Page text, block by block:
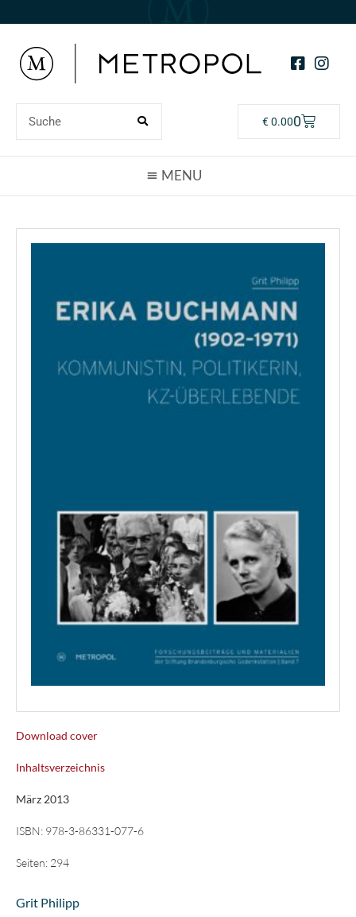
€0.000
Download cover
Inhaltsverzeichnis
März 2013
ISBN: 978-3-86331-077-6
Seiten: 294
Grit Philipp